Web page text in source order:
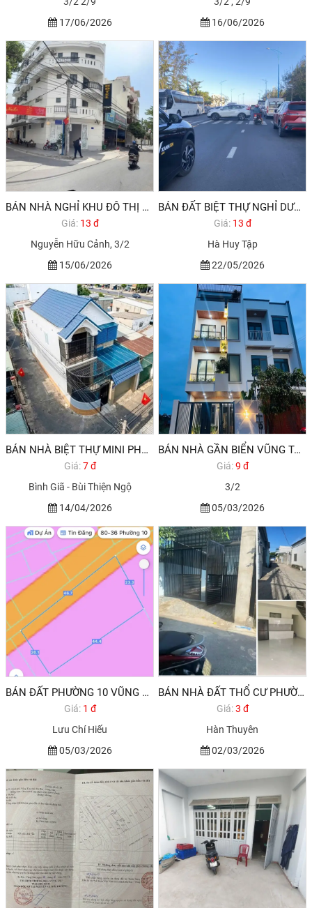
17/06/2026
16/06/2026
BÁN NHÀ NGHỈ KHU ĐÔ THỊ CHÍ LINH VŨNG TÀU CĂN GÓC 2MT
Giá: 13 đ
Nguyễn Hữu Cảnh, 3/2
15/06/2026
BÁN ĐẤT BIỆT THỰ NGHỈ DƯỠNG VŨNG TÀU BÃI BIỂN LONG CUNG PHƯỜNG 10
Giá: 13 đ
Hà Huy Tập
22/05/2026
BÁN NHÀ BIỆT THỰ MINI PHƯỜNG 10 VŨNG TÀU DƯỚI 8 TỶ
Giá:7 đ
Bình Giã - Bùi Thiện Ngộ
14/04/2026
BÁN NHÀ GẦN BIỂN VŨNG TÀU- GẦN SUN GRUOP-
Giá:9 đ
3/2
05/03/2026
BÁN ĐẤT PHƯỜNG 10 VŨNG TÀU GẦN KHU ĐÔ THỊ CHÍ LINH VŨNG TÀU
Giá: 1 đ
Lưu Chí Hiếu
05/03/2026
BÁN NHÀ ĐẤT THỔ CƯ PHƯỜNG 10 VŨNG TÀU
Giá:3 đ
Hàn Thuyên
02/03/2026